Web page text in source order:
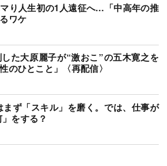
り人生初の1人遠征へ…「中高年の推
ワケ
た大原麗子が“激おこ”の五木寛之を
のひとこと」〈再配信〉
ず「スキル」を磨く。では、仕事が
をする？